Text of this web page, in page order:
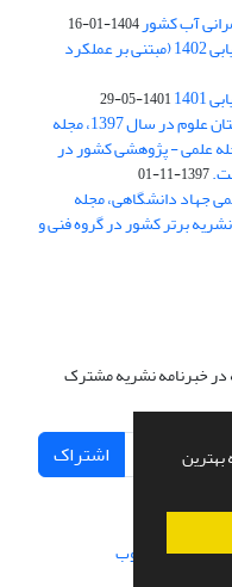
بهترین
آب کشور1404-01-16
کسب رتبه الف مجلات علمی پژوهشی در ارزیابی 1402 (مبتنی بر عملکرد
1401-05-29
بر اساس ارزیابی انجام شده توسط فرهنگستان علوم در سال 1397، مجله
علمی - پژوهشی کشور در
1397-11-01
جهاد دانشگاهی، مجله
برتر کشور در گروه فنی و
در خبرنامه نشریه مشترک
اشتراک
سازی از سیناوب